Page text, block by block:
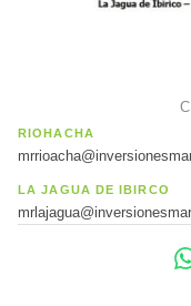
RIOHACHA
LA JAGUA DE IBIRCO